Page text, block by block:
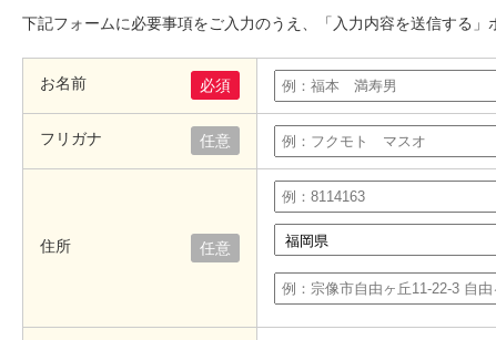
下記フォームに必要事項をご入力のうえ、「入力内容を送信する
お名前 必須
フリガナ 任意
住所 任意